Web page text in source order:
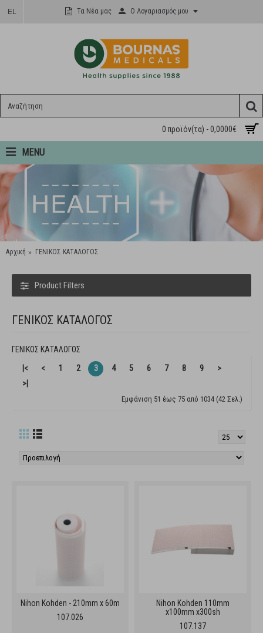
EL Τα Νέα μας Ο Λογαριασμός μου
0 προϊόν(τα) - 0,0000€
MENU
Αρχική ΓΕΝΙΚΟΣ ΚΑΤΑΛΟΓΟΣ
Product Filters
ΓΕΝΙΚΟΣ ΚΑΤΑΛΟΓΟΣ
ΓΕΝΙΚΟΣ ΚΑΤΑΛΟΓΟΣ
|<
< 1 2 3 4 5 6 7 8 9
>
>|
Εμφάνιση 51 έως 75 από 1034 (42 Σελ.)
Nihon Kohden - 210mm x 60m
107.026
Nihon Kohden 110mm
x100mm x300sh
107.137